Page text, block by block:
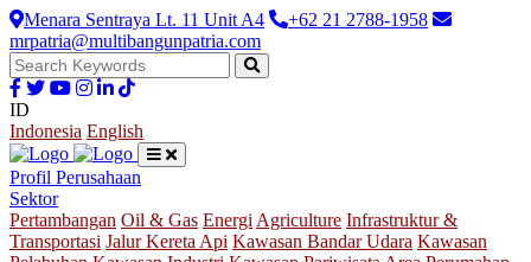
Menara Sentraya Lt. 11 Unit A4
+62 21 2788-1958
mrpatria@multibangunpatria.com
ID
Indonesia English
Profil Perusahaan
Sektor
Pertambangan Oil & Gas Energi Agriculture Infrastruktur &
Transportasi Jalur Kereta Api Kawasan Bandar Udara Kawasan